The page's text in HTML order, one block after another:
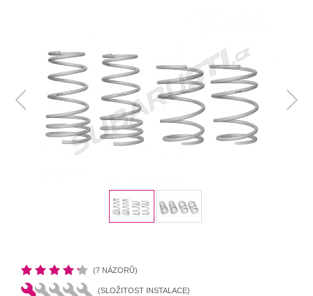
(7 NÁZORŮ)
(SLOŽITOST INSTALACE)